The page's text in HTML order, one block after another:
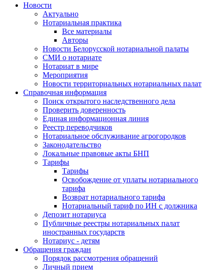
Новости
Актуально
Нотариальная практика
Все материалы
Авторы
Новости Белорусской нотариальной палаты
СМИ о нотариате
Нотариат в мире
Мероприятия
Новости территориальных нотариальных палат
Справочная информация
Поиск открытого наследственного дела
Проверить доверенность
Единая информационная линия
Реестр переводчиков
Нотариальное обслуживание агрогородков
Законодательство
Локальные правовые акты БНП
Тарифы
Тарифы
Освобождение от уплаты нотариального
тарифа
Возврат нотариального тарифа
Нотариальный тариф по ИН с должника
Депозит нотариуса
Публичные реестры нотариальных палат
иностранных государств
Нотариус - детям
Обращения граждан
Порядок рассмотрения обращений
Личный прием